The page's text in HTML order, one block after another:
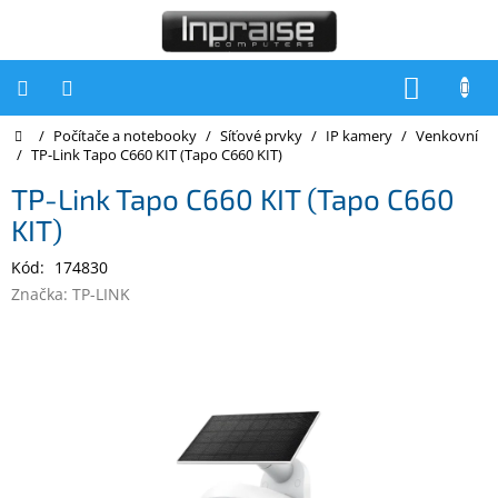
Počítače
Inpraise
Notebooky
Tiskárny
Domů
/ Počítače a notebooky / Síťové prvky / IP kamery / Venkovní
/ TP-Link Tapo C660 KIT (Tapo C660 KIT)
TP-Link Tapo C660 KIT (Tapo C660
KIT)
Kód: 174830
Značka: TP-LINK